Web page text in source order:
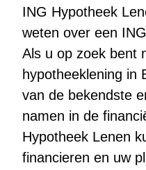
ING Hypotheek
weten over een
Als u op zoek bent
hypotheeklening in
van de bekendste
namen in de
Hypotheek Lenen
financieren en uw